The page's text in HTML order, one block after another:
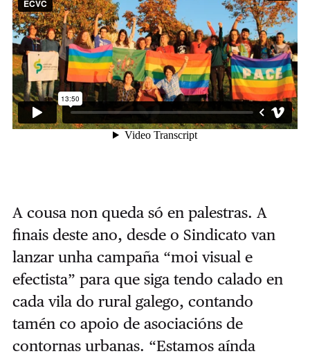
A cousa non queda só en palestras. A
finais deste ano, desde o Sindicato van
lanzar unha campaña “moi visual e
efectista” para que siga tendo calado en
cada vila do rural galego, contando
tamén co apoio de asociacións de
contornas urbanas. “Estamos aínda